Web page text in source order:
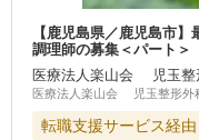
【鹿児島県／鹿児島市
調理師の募集＜パート＞
医療法人楽山会 児玉整
医療法人楽山会 児玉整形外
転職支援サービス経由